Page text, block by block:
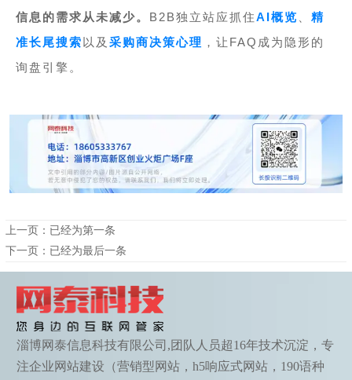
信息的需求从未减少。 B2B独立站应抓住AI概览
精
准长尾搜索 以及 采购商决策心理 ，让FAQ成为隐形的
询盘引擎。
上一页：已经为第一条
下一页：已经为最后一条
淄博网泰信息科技有限公司,团队人员超16年技术沉淀，专
注企业网站建设（营销型网站，h5响应式网站，190语种